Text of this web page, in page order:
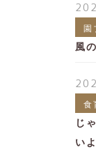
園
風
食
じ
い